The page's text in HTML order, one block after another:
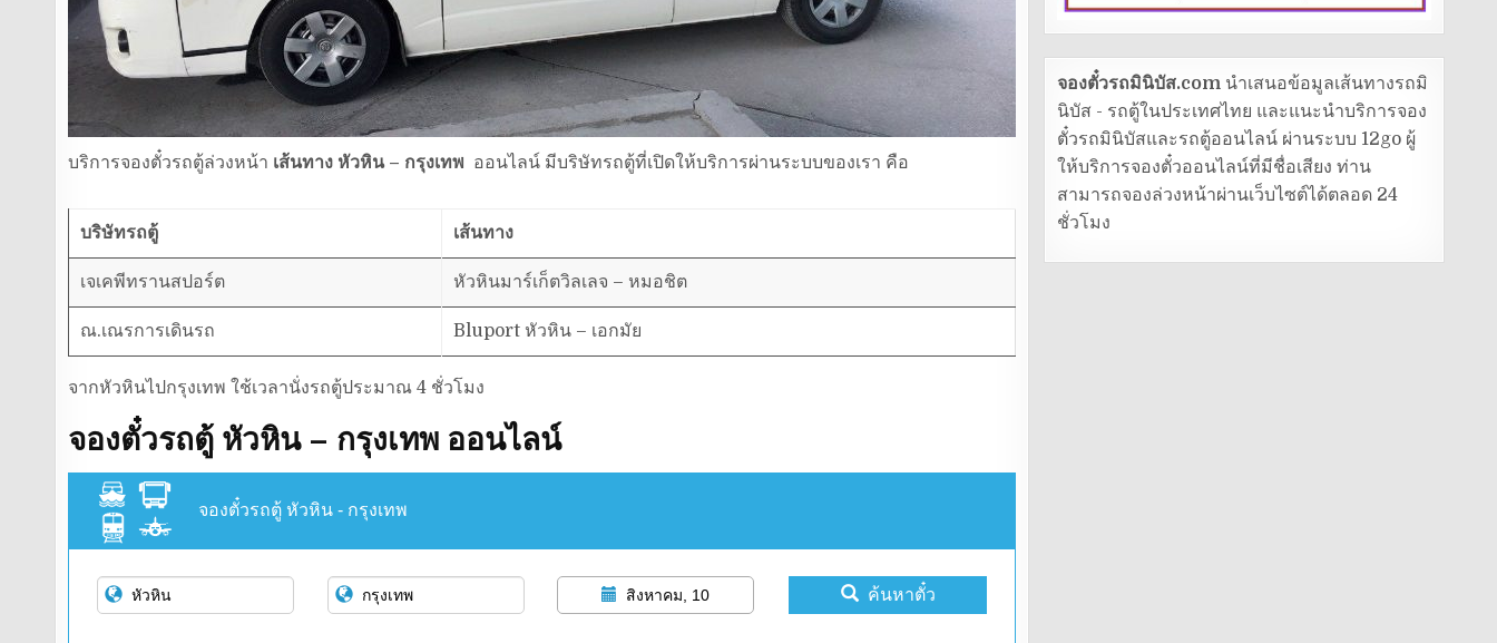
บริการจองตั๋วรถตู้ล่วงหน้า เส้นทาง หัวหิน – กรุงเทพ ออนไลน์ มีบริษัทรถตู้ที่เปิดให้บริการผ่านระบบของเรา คือ
บริษัทรถตู้ เส้นทาง
เจเคพีทรานสปอร์ต หัวหินมาร์เก็ตวิลเลจ – หมอชิต
ณ.เณรการเดินรถ Bluport หัวหิน – เอกมัย
จากหัวหินไปกรุงเทพ ใช้เวลานั่งรถตู้ประมาณ 4 ชั่วโมง
จองตั๋วรถตู้ หัวหิน – กรุงเทพ ออนไลน์
จองตั๋วรถตู้ หัวหิน - กรุงเทพ
สิงหาคม, 10 ค้นหาตั๋ว
จองตั๋วรถมินิบัส.comนำเสนอข้อมูลเส้นทางรถมิ
นิบัส - รถตู้ในประเทศไทย และแนะนำบริการจอง
ตั๋วรถมินิบัสและรถตู้ออนไลน์ ผ่านระบบ 12go ผู้
ให้บริการจองตั๋วออนไลน์ที่มีชื่อเสียง ท่าน
สามารถจองล่วงหน้าผ่านเว็บไซต์ได้ตลอด 24
ชั่วโมง